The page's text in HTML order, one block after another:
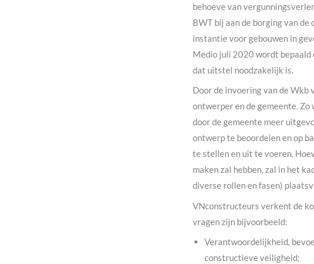
behoeve van
BWT bij aan de borging van
instantie voor gebouwen in
Medio juli 2020 wordt bepaald
dat uitstel noodzakelijk is.
Door de invoering van de Wkb
ontwerper en de gemeente.
door de gemeente meer
ontwerp te beoordelen en op
te stellen en uit te voeren.
maken zal hebben, zal in het
diverse rollen en fasen)
VNconstructeurs verkent de
vragen zijn bijvoorbeeld:
Verantwoordelijkheid,
constructieve veiligheid;